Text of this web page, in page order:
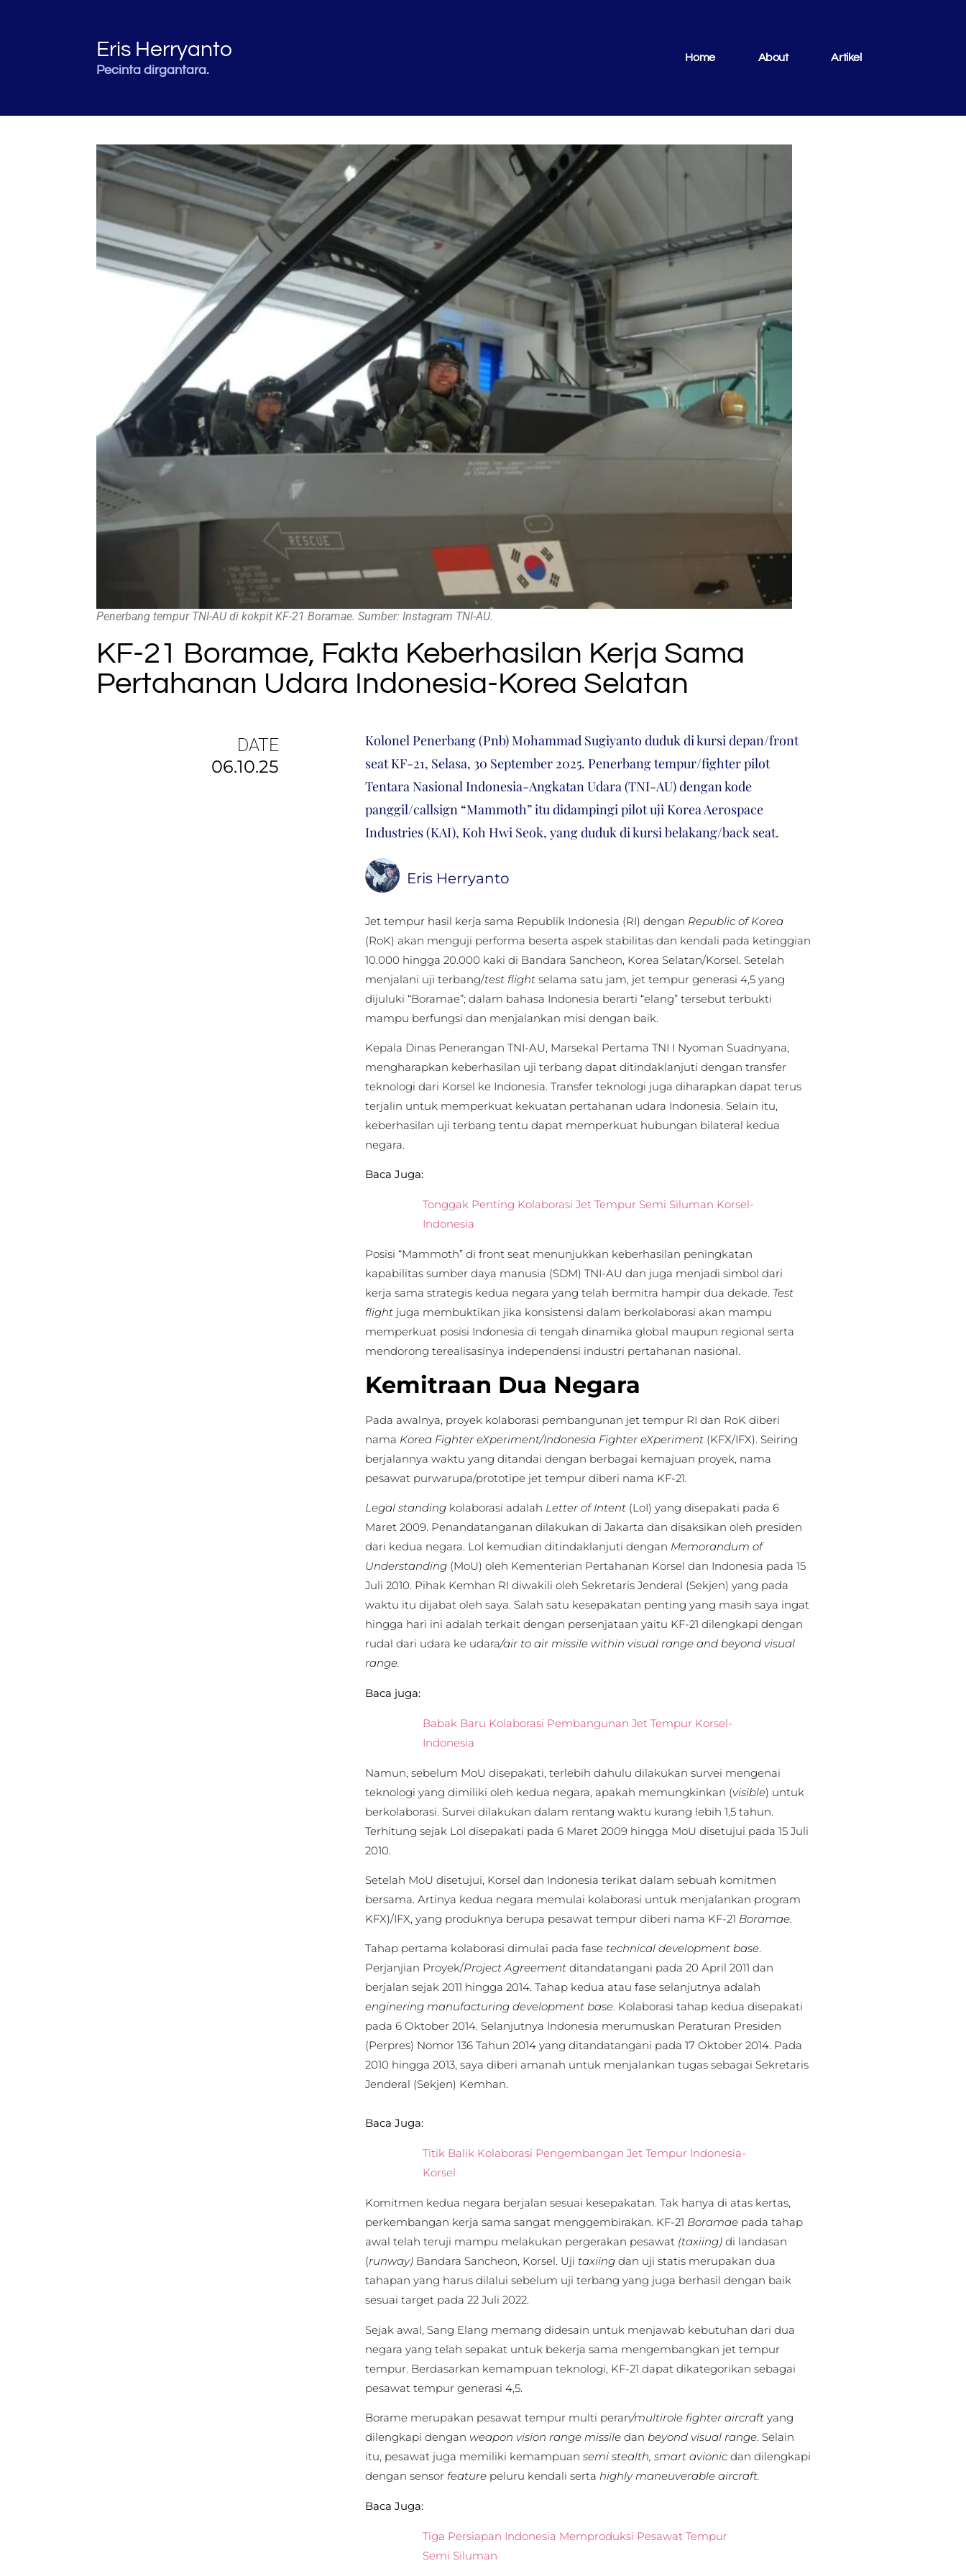
Eris Herryanto
Pecinta dirgantara.
Home About Artikel
Penerbang tempur TNI-AU di kokpit KF-21 Boramae. Sumber: Instagram TNI-AU.
KF-21 Boramae, Fakta Keberhasilan Kerja Sama
Pertahanan Udara Indonesia-Korea Selatan
DATE
06.10.25
Kolonel Penerbang (Pnb) Mohammad Sugiyanto duduk di kursi depan/front
seat KF-21, Selasa, 30 September 2025. Penerbang tempur/fighter pilot
Tentara Nasional Indonesia-Angkatan Udara (TNI-AU) dengan kode
panggil/callsign “Mammoth” itu didampingi pilot uji Korea Aerospace
Industries (KAI), Koh Hwi Seok, yang duduk di kursi belakang/back seat.
Eris Herryanto
Jet tempur hasil kerja sama Republik Indonesia (RI) dengan Republic of Korea
(RoK) akan menguji performa beserta aspek stabilitas dan kendali pada ketinggian
10.000 hingga 20.000 kaki di Bandara Sancheon, Korea Selatan/Korsel. Setelah
menjalani uji terbang/test flightselama satu jam, jet tempur generasi 4,5 yang
dijuluki “Boramae”; dalam bahasa Indonesia berarti “elang” tersebut terbukti
mampu berfungsi dan menjalankan misi dengan baik.
Kepala Dinas Penerangan TNI-AU, Marsekal Pertama TNI I Nyoman Suadnyana,
mengharapkan keberhasilan uji terbang dapat ditindaklanjuti dengan transfer
teknologi dari Korsel ke Indonesia. Transfer teknologi juga diharapkan dapat terus
terjalin untuk memperkuat kekuatan pertahanan udara Indonesia. Selain itu,
keberhasilan uji terbang tentu dapat memperkuat hubungan bilateral kedua
negara.
Baca Juga:
Tonggak Penting Kolaborasi Jet Tempur Semi Siluman Korsel-
Indonesia
Posisi “Mammoth” di front seat menunjukkan keberhasilan peningkatan
kapabilitas sumber daya manusia (SDM) TNI-AU dan juga menjadi simbol dari
kerja sama strategis kedua negara yang telah bermitra hampir dua dekade. Test
flightjuga membuktikan jika konsistensi dalam berkolaborasi akan mampu
memperkuat posisi Indonesia di tengah dinamika global maupun regional serta
mendorong terealisasinya independensi industri pertahanan nasional.
Kemitraan Dua Negara
Pada awalnya, proyek kolaborasi pembangunan jet tempur RI dan RoK diberi
nama Korea Fighter eXperiment/Indonesia Fighter eXperiment(KFX/IFX). Seiring
berjalannya waktu yang ditandai dengan berbagai kemajuan proyek, nama
pesawat purwarupa/prototipe jet tempur diberi nama KF-21.
Legal standingkolaborasi adalah Letter of Intent(LoI) yang disepakati pada 6
Maret 2009. Penandatanganan dilakukan di Jakarta dan disaksikan oleh presiden
dari kedua negara. LoI kemudian ditindaklanjuti dengan Memorandum of
Understanding (MoU) oleh Kementerian Pertahanan Korsel dan Indonesia pada 15
Juli 2010. Pihak Kemhan RI diwakili oleh Sekretaris Jenderal (Sekjen) yang pada
waktu itu dijabat oleh saya. Salah satu kesepakatan penting yang masih saya ingat
hingga hari ini adalah terkait dengan persenjataan yaitu KF-21 dilengkapi dengan
rudal dari udara ke udara/air to air missile within visual range and beyond visual
range.
Baca juga:
Babak Baru Kolaborasi Pembangunan Jet Tempur Korsel-
Indonesia
Namun, sebelum MoU disepakati, terlebih dahulu dilakukan survei mengenai
teknologi yang dimiliki oleh kedua negara, apakah memungkinkan (visible) untuk
berkolaborasi. Survei dilakukan dalam rentang waktu kurang lebih 1,5 tahun.
Terhitung sejak LoI disepakati pada 6 Maret 2009 hingga MoU disetujui pada 15 Juli
2010.
Setelah MoU disetujui, Korsel dan Indonesia terikat dalam sebuah komitmen
bersama. Artinya kedua negara memulai kolaborasi untuk menjalankan program
KFX)/IFX, yang produknya berupa pesawat tempur diberi nama KF-21 Boramae.
Tahap pertama kolaborasi dimulai pada fase technical development base.
Perjanjian Proyek/Project Agreementditandatangani pada 20 April 2011 dan
berjalan sejak 2011 hingga 2014. Tahap kedua atau fase selanjutnya adalah
enginering manufacturing development base. Kolaborasi tahap kedua disepakati
pada 6 Oktober 2014. Selanjutnya Indonesia merumuskan Peraturan Presiden
(Perpres) Nomor 136 Tahun 2014 yang ditandatangani pada 17 Oktober 2014. Pada
2010 hingga 2013, saya diberi amanah untuk menjalankan tugas sebagai Sekretaris
Jenderal (Sekjen) Kemhan.
Baca Juga:
Titik Balik Kolaborasi Pengembangan Jet Tempur Indonesia-
Korsel
Komitmen kedua negara berjalan sesuai kesepakatan. Tak hanya di atas kertas,
perkembangan kerja sama sangat menggembirakan. KF-21 Boramaepada tahap
awal telah teruji mampu melakukan pergerakan pesawat (taxiing)di landasan
(runway)Bandara Sancheon, Korsel. Uji taxiingdan uji statis merupakan dua
tahapan yang harus dilalui sebelum uji terbang yang juga berhasil dengan baik
sesuai target pada 22 Juli 2022.
Sejak awal, Sang Elang memang didesain untuk menjawab kebutuhan dari dua
negara yang telah sepakat untuk bekerja sama mengembangkan jet tempur
tempur. Berdasarkan kemampuan teknologi, KF-21 dapat dikategorikan sebagai
pesawat tempur generasi 4,5.
Borame merupakan pesawat tempur multi peran/multirole fighter aircraft yang
dilengkapi dengan weapon vision range missile dan beyond visual range. Selain
itu, pesawat juga memiliki kemampuan semi stealth, smart avionic dan dilengkapi
dengan sensor feature peluru kendali serta highly maneuverable aircraft.
Baca Juga:
Tiga Persiapan Indonesia Memproduksi Pesawat Tempur
Semi Siluman